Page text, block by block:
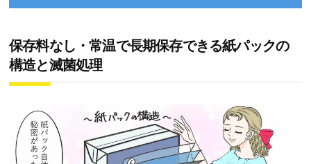
保存料なし・常温で長期保存できる紙パックの
構造と滅菌処理